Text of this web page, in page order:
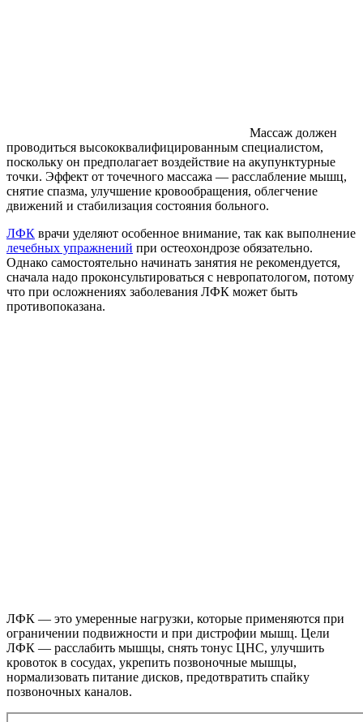
Массаж должен
проводиться высококвалифицированным специалистом,
поскольку он предполагает воздействие на акупунктурные
точки. Эффект от точечного массажа — расслабление мышц,
снятие спазма, улучшение кровообращения, облегчение
движений и стабилизация состояния больного.
ЛФК врачи уделяют особенное внимание, так как выполнение
лечебных упражнений при остеохондрозе обязательно.
Однако самостоятельно начинать занятия не рекомендуется,
сначала надо проконсультироваться с невропатологом, потому
что при осложнениях заболевания ЛФК может быть
противопоказана.
ЛФК — это умеренные нагрузки, которые применяются при
ограничении подвижности и при дистрофии мышц. Цели
ЛФК — расслабить мышцы, снять тонус ЦНС, улучшить
кровоток в сосудах, укрепить позвоночные мышцы,
нормализовать питание дисков, предотвратить спайку
позвоночных каналов.